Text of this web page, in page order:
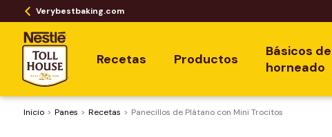
Verybestbaking.com
Recetas Productos
Básicos
horneado
Inicio Panes Recetas Panecillos de Plátano con Mini Trocitos